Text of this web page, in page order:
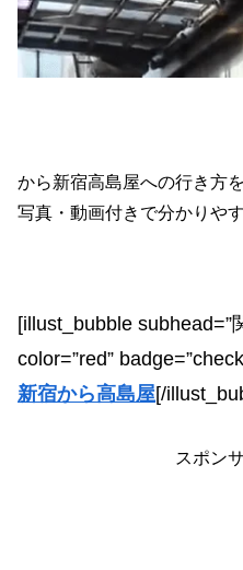
から新宿高島屋への行き方を
写真・動画付きで分かりや
[illust_bubble subhead=”
color=”red”
新宿から高島屋[/
スポン